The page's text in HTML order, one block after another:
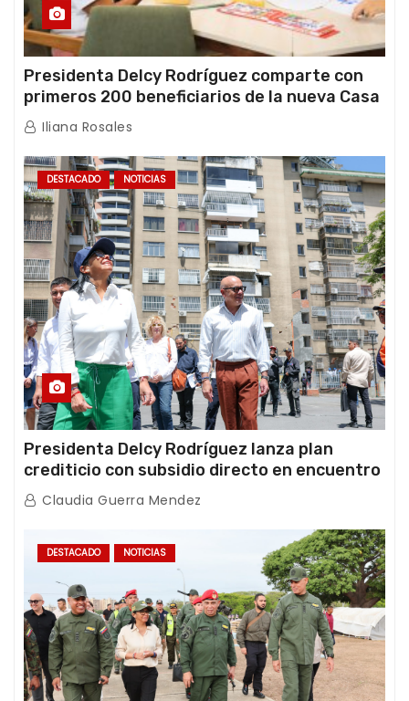
Presidenta Delcy Rodríguez comparte con
primeros 200 beneficiarios de la nueva Casa
de los Abuelos “La Primavera” en Caracas
Iliana Rosales
DESTACADO NOTICIAS
Presidenta Delcy Rodríguez lanza plan
crediticio con subsidio directo en encuentro
con Juntas de Condominio
Claudia Guerra Mendez
DESTACADO NOTICIAS